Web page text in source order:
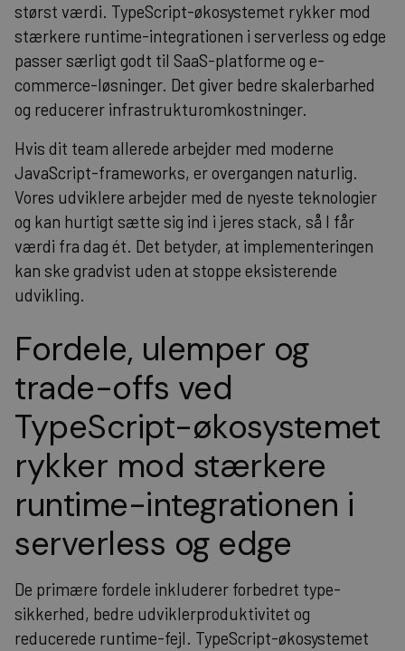
størst værdi. TypeScript-økosystemet rykker mod
stærkere runtime-integrationen i serverless og edge
passer særligt godt til SaaS-platforme og e-
commerce-løsninger. Det giver bedre skalerbarhed
og reducerer infrastrukturomkostninger.
Hvis dit team allerede arbejder med moderne
JavaScript-frameworks, er overgangen naturlig.
Vores udviklere arbejder med de nyeste teknologier
og kan hurtigt sætte sig ind i jeres stack, så I får
værdi fra dag ét. Det betyder, at implementeringen
kan ske gradvist uden at stoppe eksisterende
udvikling.
Fordele, ulemper og
trade-offs ved
TypeScript-økosystemet
rykker mod stærkere
runtime-integrationen i
serverless og edge
De primære fordele inkluderer forbedret type-
sikkerhed, bedre udviklerproduktivitet og
reducerede runtime-fejl. TypeScript-økosystemet